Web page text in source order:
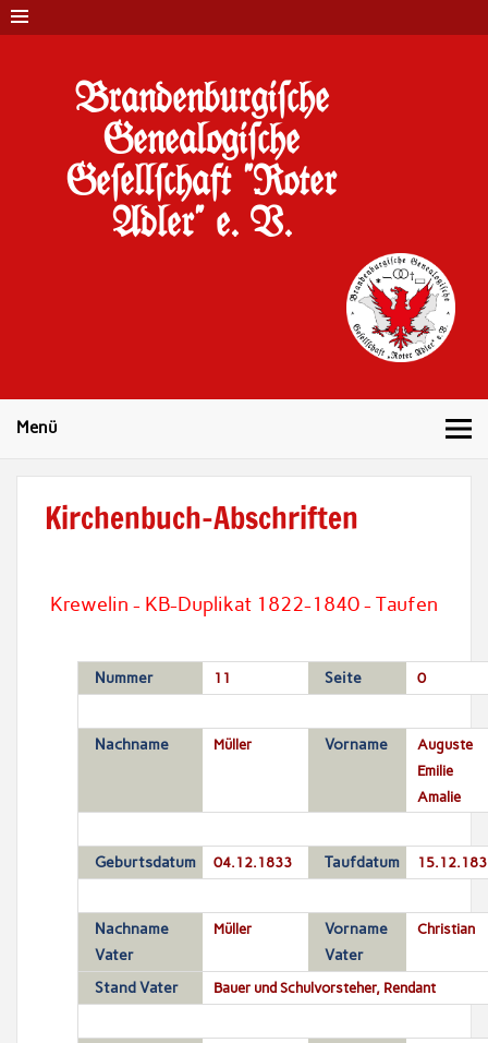
Brandenburgi#che
Genealogi#che
Ge#ell#chaft "Roter
Adler" e. V.
Menü
Kirchenbuch-Abschriften
Krewelin - KB-Duplikat 1822-1840 - Taufen
Nummer 11 Seite 0
Nachname Müller Vorname
Auguste
Emilie
Amalie
Geburtsdatum 04.12.1833 Taufdatum
Nachname
Vater
Müller
Vorname
Vater
Christian
Stand Vater Bauer und Schulvorsteher, Rendant